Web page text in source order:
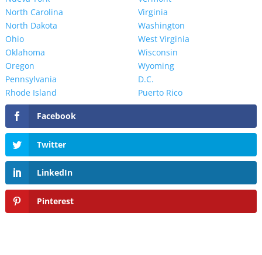
North Carolina
North Dakota
Ohio
Oklahoma
Oregon
Pennsylvania
Rhode Island
Virginia
Washington
West Virginia
Wisconsin
Wyoming
D.C.
Puerto Rico
Facebook
Twitter
LinkedIn
Pinterest